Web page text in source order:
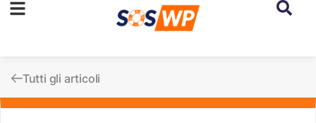
Tutti gli articoli